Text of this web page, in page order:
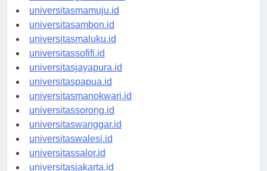
universitasgorontalo.id
universitasmamuju.id
universitasambon.id
universitasmaluku.id
universitassofifi.id
universitasjayapura.id
universitaspapua.id
universitasmanokwari.id
universitassorong.id
universitaswanggar.id
universitaswalesi.id
universitassalor.id